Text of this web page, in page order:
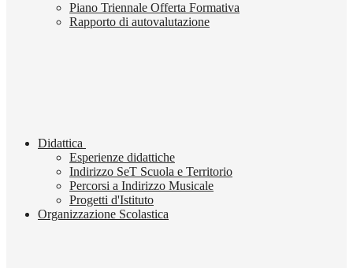
Piano Triennale Offerta Formativa
Rapporto di autovalutazione
Didattica
Esperienze didattiche
Indirizzo SeT Scuola e Territorio
Percorsi a Indirizzo Musicale
Progetti d'Istituto
Organizzazione Scolastica